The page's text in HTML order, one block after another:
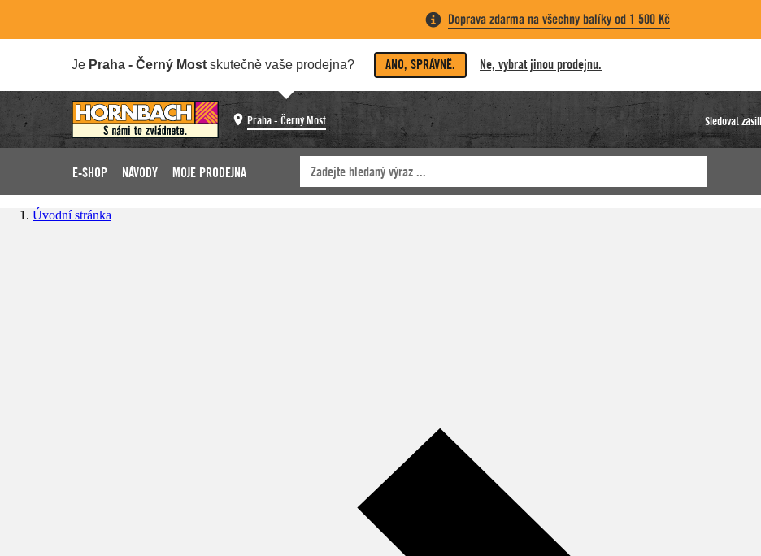
Doprava zdarma na všechny balíky od 1 500 Kč
Je Praha - Černý Most skutečně vaše prodejna? ANO, SPRÁVNĚ. Ne, vybrat jinou prodejnu.
Praha - Černý Most Sledovat
E-SHOP NÁVODY MOJE PRODEJNA
Úvodní stránka